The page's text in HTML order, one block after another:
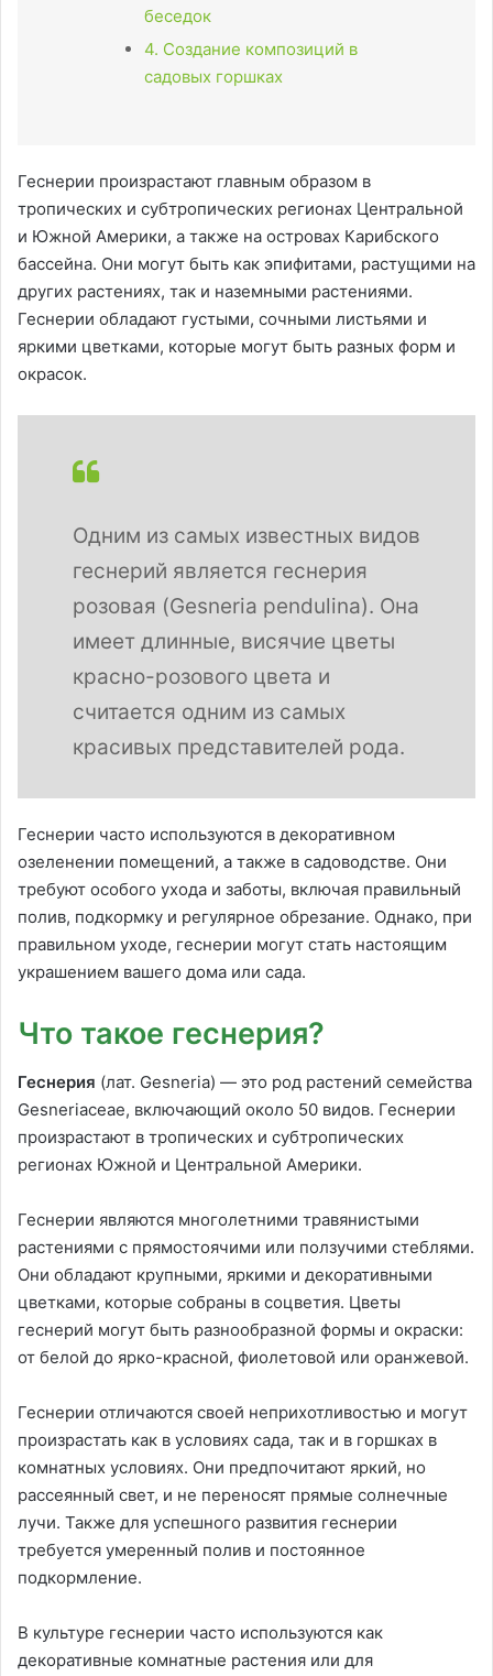
беседок
4. Создание композиций в
садовых горшках
Геснерии произрастают главным образом в
тропических и субтропических регионах Центральной
и Южной Америки, а также на островах Карибского
бассейна. Они могут быть как эпифитами, растущими на
других растениях, так и наземными растениями.
Геснерии обладают густыми, сочными листьями и
яркими цветками, которые могут быть разных форм и
окрасок.
Одним из самых известных видов
геснерий является геснерия
розовая (Gesneria pendulina). Она
имеет длинные, висячие цветы
красно-розового цвета и
считается одним из самых
красивых представителей рода.
Геснерии часто используются в декоративном
озеленении помещений, а также в садоводстве. Они
требуют особого ухода и заботы, включая правильный
полив, подкормку и регулярное обрезание. Однако, при
правильном уходе, геснерии могут стать настоящим
украшением вашего дома или сада.
Что такое геснерия?
Геснерия (лат. Gesneria) — это род растений семейства
Gesneriaceae, включающий около 50 видов. Геснерии
произрастают в тропических и субтропических
регионах Южной и Центральной Америки.
Геснерии являются многолетними травянистыми
растениями с прямостоячими или ползучими стеблями.
Они обладают крупными, яркими и декоративными
цветками, которые собраны в соцветия. Цветы
геснерий могут быть разнообразной формы и окраски:
от белой до ярко-красной, фиолетовой или оранжевой.
Геснерии отличаются своей неприхотливостью и могут
произрастать как в условиях сада, так и в горшках в
комнатных условиях. Они предпочитают яркий, но
рассеянный свет, и не переносят прямые солнечные
лучи. Также для успешного развития геснерии
требуется умеренный полив и постоянное
подкормление.
В культуре геснерии часто используются как
декоративные комнатные растения или для